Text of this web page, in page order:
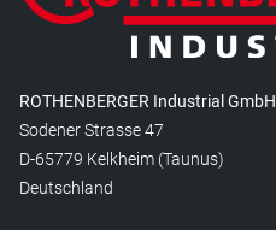
ROTHENBERGER Industrial GmbH
Sodener Strasse 47
D-65779 Kelkheim (Taunus)
Deutschland